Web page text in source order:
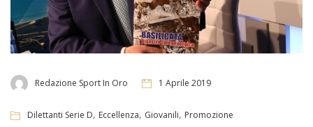
Redazione Sport In Oro 1 Aprile 2019
Dilettanti Serie D, Eccellenza, Giovanili, Promozione